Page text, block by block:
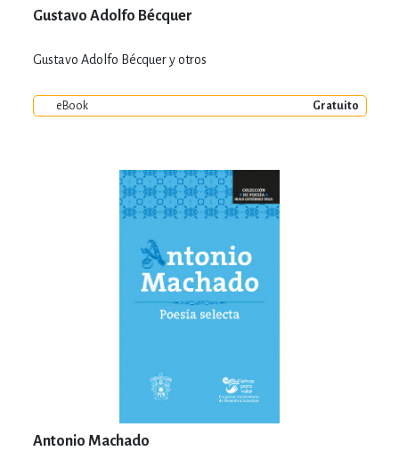
Gustavo Adolfo Bécquer
Gustavo Adolfo Bécquer y otros
eBook Gratuito
Antonio Machado